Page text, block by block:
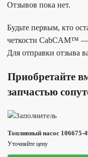
Отзывов пока нет.
Будьте первым, кто
четкости CabCAM™
Для отправки отзыва
Приобретайте
запчастью
Топливный насос 106675-
Уточняйте цену